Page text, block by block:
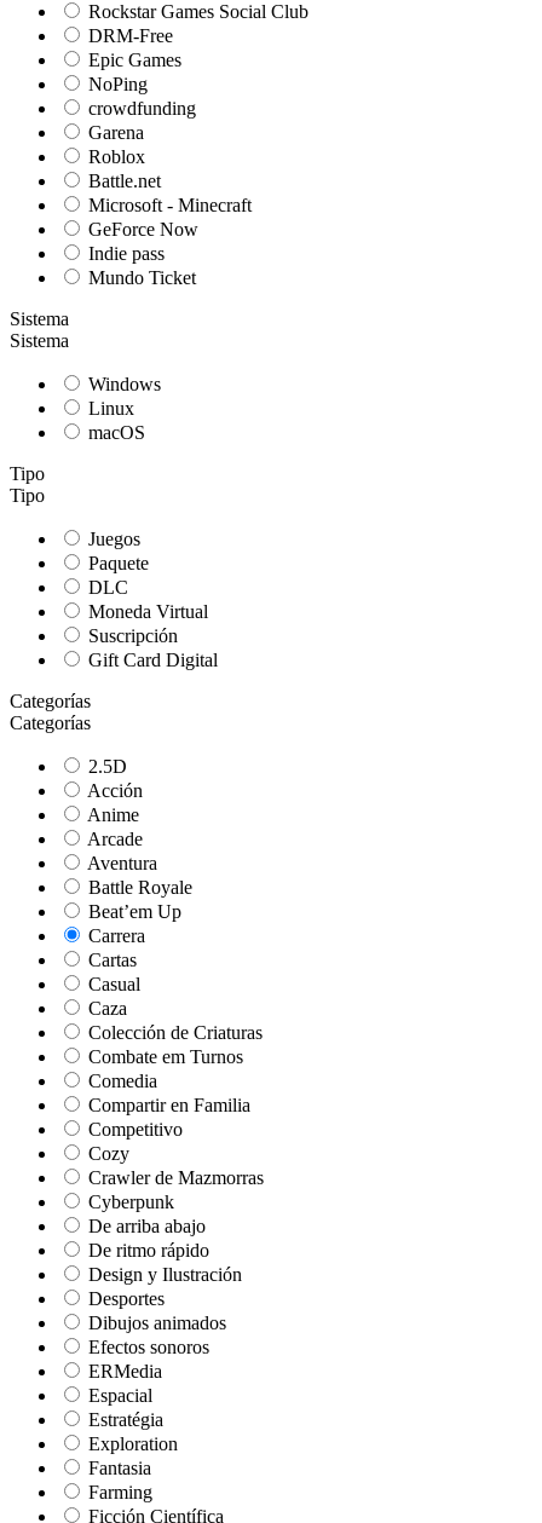
Rockstar Games Social Club
DRM-Free
Epic Games
NoPing
crowdfunding
Garena
Roblox
Battle.net
Microsoft - Minecraft
GeForce Now
Indie pass
Mundo Ticket
Sistema
Sistema
Windows
Linux
macOS
Tipo
Tipo
Juegos
Paquete
DLC
Moneda Virtual
Suscripción
Gift Card Digital
Categorías
Categorías
2.5D
Acción
Anime
Arcade
Aventura
Battle Royale
Beat’em Up
Carrera
Cartas
Casual
Caza
Colección de Criaturas
Combate em Turnos
Comedia
Compartir en Familia
Competitivo
Cozy
Crawler de Mazmorras
Cyberpunk
De arriba abajo
De ritmo rápido
Design y Ilustración
Desportes
Dibujos animados
Efectos sonoros
ERMedia
Espacial
Estratégia
Exploration
Fantasia
Farming
Ficción Científica